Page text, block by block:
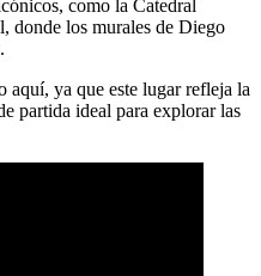
como la Catedral
donde los murales de Diego
ya que este lugar refleja la
partida ideal para explorar las